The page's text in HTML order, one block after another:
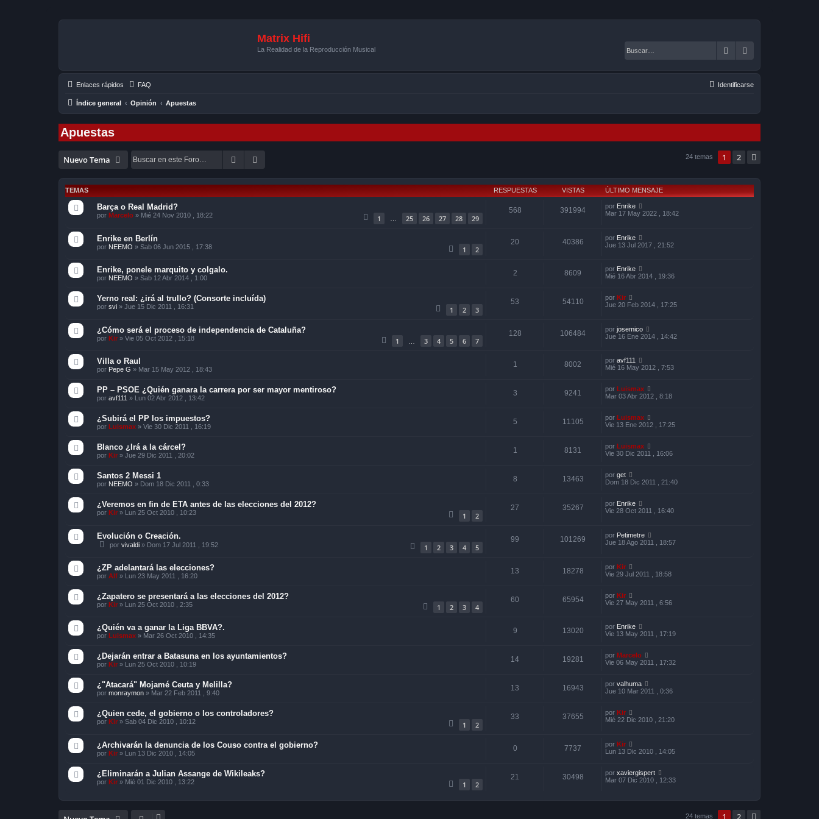
Matrix Hifi
La Realidad de la Reproducción Musical Buscar
Enlaces rápidos FAQ Identificarse
Índice general Opinión Apuestas
Apuestas
Nuevo Tema Buscar 24 temas 1 2
TEMAS RESPUESTAS VISTAS ÚLTIMO MENSAJE
Barça o Real Madrid?
por Marcelo » Mié 24 Nov 2010 , 18:22 1 25 26 27 28 29
568 391994 por Enrike
Mar 17 May 2022 , 18:42
Enrike en Berlín
por NEEMO » Sab 06 Jun 2015 , 17:38 1 2
20 40386 por Enrike
Jue 13 Jul 2017 , 21:52
Enrike, ponele marquito y colgalo.
por NEEMO » Sab 12 Abr 2014 , 1:00
2 8609 por Enrike
Mié 16 Abr 2014 , 19:36
Yerno real: ¿irá al trullo? (Consorte incluída)
por svi » Jue 15 Dic 2011 , 16:31 1 2 3
53 54110 por Kir
Jue 20 Feb 2014 , 17:25
¿Cómo será el proceso de independencia de Cataluña?
por Kir » Vie 05 Oct 2012 , 15:18 1 3 4 5 6 7
128 106484 por josemico
Jue 16 Ene 2014 , 14:42
Villa o Raul
por Pepe G » Mar 15 May 2012 , 18:43
1 8002 por avf111
Mié 16 May 2012 , 7:53
PP – PSOE ¿Quién ganara la carrera por ser mayor mentiroso?
por avf111 » Lun 02 Abr 2012 , 13:42
3 9241 por Luismax
Mar 03 Abr 2012 , 8:18
¿Subirá el PP los impuestos?
por Luismax » Vie 30 Dic 2011 , 16:19
5 11105 por Luismax
Vie 13 Ene 2012 , 17:25
Blanco ¿Irá a la cárcel?
por Kir » Jue 29 Dic 2011 , 20:02
1 8131 por Luismax
Vie 30 Dic 2011 , 16:06
Santos 2 Messi 1
por NEEMO » Dom 18 Dic 2011 , 0:33
8 13463 por get
Dom 18 Dic 2011 , 21:40
¿Veremos en fin de ETA antes de las elecciones del 2012?
por Kir » Lun 25 Oct 2010 , 10:23 1 2
27 35267 por Enrike
Vie 28 Oct 2011 , 16:40
Evolución o Creación.
por vivaldi » Dom 17 Jul 2011 , 19:52 1 2 3 4 5
99 101269 por Petimetre
Jue 18 Ago 2011 , 18:57
¿ZP adelantará las elecciones?
por Alf » Lun 23 May 2011 , 16:20
13 18278 por Kir
Vie 29 Jul 2011 , 18:58
¿Zapatero se presentará a las elecciones del 2012?
por Kir » Lun 25 Oct 2010 , 2:35 1 2 3 4
60 65954 por Kir
Vie 27 May 2011 , 6:56
¿Quién va a ganar la Liga BBVA?.
por Luismax » Mar 26 Oct 2010 , 14:35
9 13020 por Enrike
Vie 13 May 2011 , 17:19
¿Dejarán entrar a Batasuna en los ayuntamientos?
por Kir » Lun 25 Oct 2010 , 10:19
14 19281 por Marcelo
Vie 06 May 2011 , 17:32
¿"Atacará" Mojamé Ceuta y Melilla?
por monraymon » Mar 22 Feb 2011 , 9:40
13 16943 por valhuma
Jue 10 Mar 2011 , 0:36
¿Quien cede, el gobierno o los controladores?
por Kir » Sab 04 Dic 2010 , 10:12 1 2
33 37655 por Kir
Mié 22 Dic 2010 , 21:20
¿Archivarán la denuncia de los Couso contra el gobierno?
por Kir » Lun 13 Dic 2010 , 14:05
0 7737 por Kir
Lun 13 Dic 2010 , 14:05
¿Eliminarán a Julian Assange de Wikileaks?
por Kir » Mié 01 Dic 2010 , 13:22 1 2
21 30498 por xaviergispert
Mar 07 Dic 2010 , 12:33
24 temas 1 2